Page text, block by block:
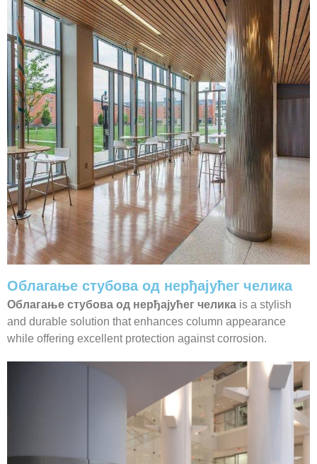
Облагање стубова од нерђајућег челика
Облагање стубова од нерђајућег челика is a stylish
and durable solution that enhances column appearance
while offering excellent protection against corrosion.